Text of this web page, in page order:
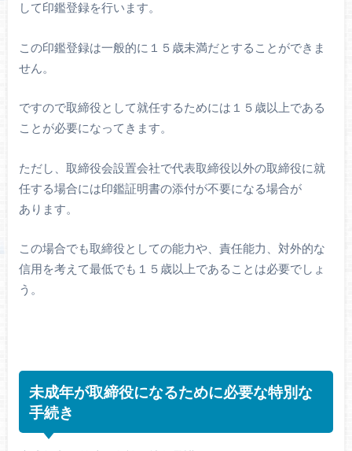
して印鑑登録を行います。
この印鑑登録は一般的に１５歳未満だとすることができま
せん。
ですので取締役として就任するためには１５歳以上である
ことが必要になってきます。
ただし、取締役会設置会社で代表取締役以外の取締役に就
任する場合には印鑑証明書の添付が不要になる場合が
あります。
この場合でも取締役としての能力や、責任能力、対外的な
信用を考えて最低でも１５歳以上であることは必要でしょ
う。
未成年が取締役になるために必要な特別な
手続き